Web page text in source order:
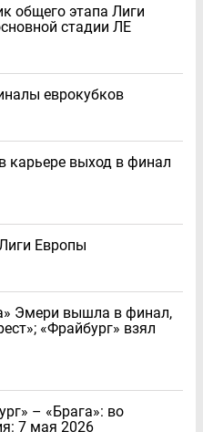
общего этапа Лиги
стадии ЛЕ
еврокубков
карьере выход в финал
Европы
Эмери вышла в финал,
«Фрайбург» взял
– «Брага»: во
7 мая 2026